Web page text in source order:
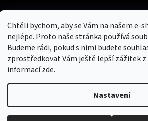
Chtěli bychom, aby se Vám na našem e-
nejlépe. Proto naše stránka používá
Budeme rádi, pokud s nimi budete
zprostředkovat Vám ještě lepší zážitek z
informacízde.
Nastavení
Vytvořil Shoptet
. Všechna práva
cookies